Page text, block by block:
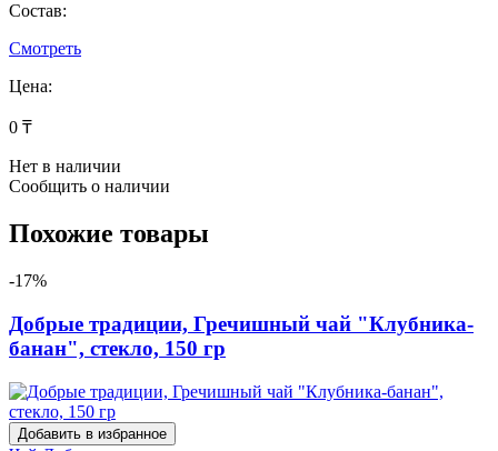
Состав:
Смотреть
Цена:
0 ₸
Нет в наличии
Сообщить о наличии
Похожие товары
-17%
Добрые традиции, Гречишный чай "Клубника-
банан", стекло, 150 гр
Добавить в избранное